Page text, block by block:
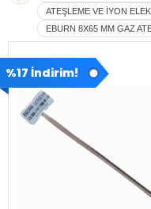
ATEŞLEME VE İYON
EBURN 8X65 MM GAZ
%17 İndirim!